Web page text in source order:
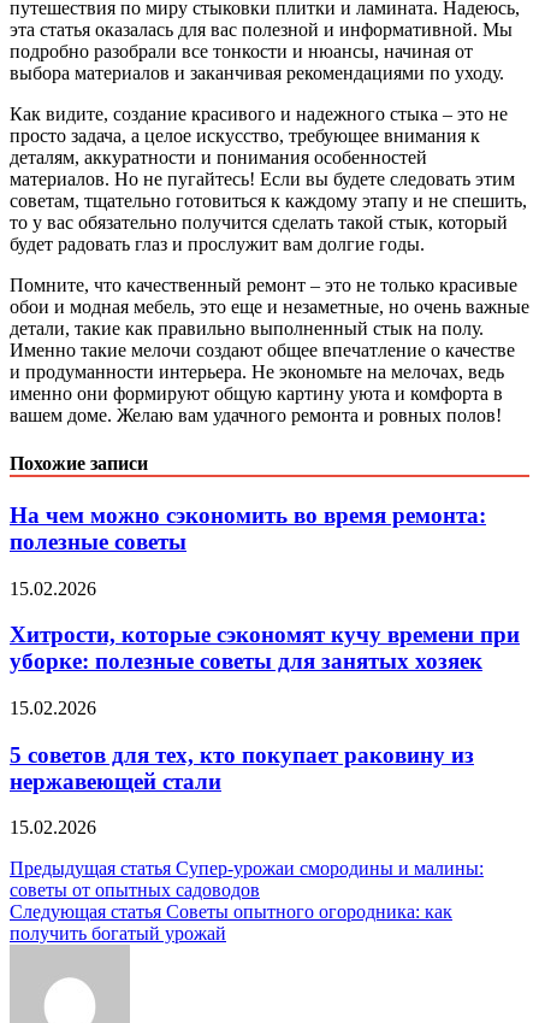
путешествия по миру стыковки плитки и ламината. Надеюсь,
эта статья оказалась для вас полезной и информативной. Мы
подробно разобрали все тонкости и нюансы, начиная от
выбора материалов и заканчивая рекомендациями по уходу.
Как видите, создание красивого и надежного стыка – это не
просто задача, а целое искусство, требующее внимания к
деталям, аккуратности и понимания особенностей
материалов. Но не пугайтесь! Если вы будете следовать этим
советам, тщательно готовиться к каждому этапу и не спешить,
то у вас обязательно получится сделать такой стык, который
будет радовать глаз и прослужит вам долгие годы.
Помните, что качественный ремонт – это не только красивые
обои и модная мебель, это еще и незаметные, но очень важные
детали, такие как правильно выполненный стык на полу.
Именно такие мелочи создают общее впечатление о качестве
и продуманности интерьера. Не экономьте на мелочах, ведь
именно они формируют общую картину уюта и комфорта в
вашем доме. Желаю вам удачного ремонта и ровных полов!
Похожие записи
На чем можно сэкономить во время ремонта:
полезные советы
15.02.2026
Хитрости, которые сэкономят кучу времени при
уборке: полезные советы для занятых хозяек
15.02.2026
5 советов для тех, кто покупает раковину из
нержавеющей стали
15.02.2026
Навигация
по
записям
Предыдущая статья Супер-урожаи смородины и малины:
советы от опытных садоводов
Следующая статья Советы опытного огородника: как
получить богатый урожай